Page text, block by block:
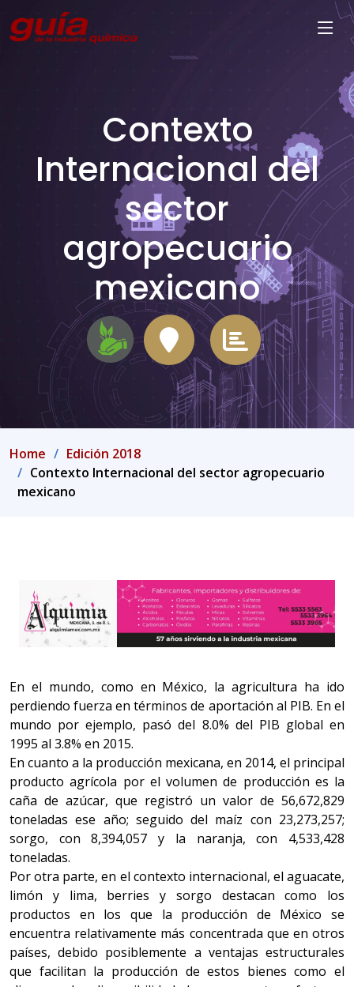
Contexto
Internacional del
sector
agropecuario
mexicano
Home
Edición 2018
Contexto Internacional del sector agropecuario
mexicano
En el mundo, como en México, la agricultura ha ido
perdiendo fuerza en términos de aportación al PIB. En el
mundo por ejemplo, pasó del 8.0% del PIB global en
1995 al 3.8% en 2015.
En cuanto a la producción mexicana, en 2014, el principal
producto agrícola por el volumen de producción es la
caña de azúcar, que registró un valor de 56,672,829
toneladas ese año; seguido del maíz con 23,273,257;
sorgo, con 8,394,057 y la naranja, con 4,533,428
toneladas.
Por otra parte, en el contexto internacional, el aguacate,
limón y lima, berries y sorgo destacan como los
productos en los que la producción de México se
encuentra relativamente más concentrada que en otros
países, debido posiblemente a ventajas estructurales
que facilitan la producción de estos bienes como el